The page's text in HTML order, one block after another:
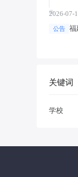
2026-07-
公告 福
关键词
学校